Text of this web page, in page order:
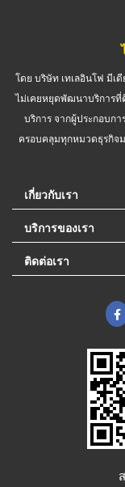
โดย บริษัท เทเลอินโฟ มีเ
ไม่เคยหยุดพัฒนาบริการที่
บริการ จากผู้ประกอบก
ครอบคลุมทุกหมวดธุรกิจ
เกี่ยวกับเรา
บริการของเรา
ติดต่อเรา